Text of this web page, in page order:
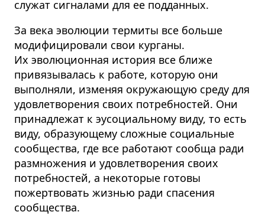
служат сигналами для ее подданных.
За века эволюции термиты все больше
модифицировали свои курганы.
Их эволюционная история все ближе
привязывалась к работе, которую они
выполняли, изменяя окружающую среду для
удовлетворения своих потребностей. Они
принадлежат к эусоциальному виду, то есть
виду, образующему сложные социальные
сообщества, где все работают сообща ради
размножения и удовлетворения своих
потребностей, а некоторые готовы
пожертвовать жизнью ради спасения
сообщества.